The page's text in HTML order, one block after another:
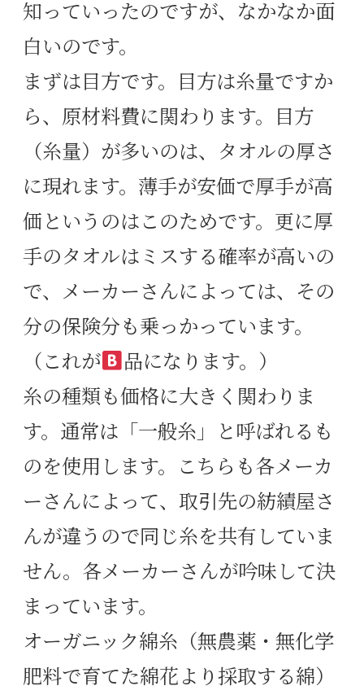
知っていったのですが、なかなか面
白いのです。
まずは目方です。目方は糸量ですか
ら、原材料費に関わります。目方
（糸量）が多いのは、タオルの厚さ
に現れます。薄手が安価で厚手が高
価というのはこのためです。更に厚
手のタオルはミスする確率が高いの
で、メーカーさんによっては、その
分の保険分も乗っかっています。
（これが
品になります。）
糸の種類も価格に大きく関わりま
す。通常は「一般糸」と呼ばれるも
のを使用します。こちらも各メーカ
ーさんによって、取引先の紡績屋さ
んが違うので同じ糸を共有していま
せん。各メーカーさんが吟味して決
まっています。
オーガニック綿糸（無農薬・無化学
肥料で育てた綿花より採取する綿）